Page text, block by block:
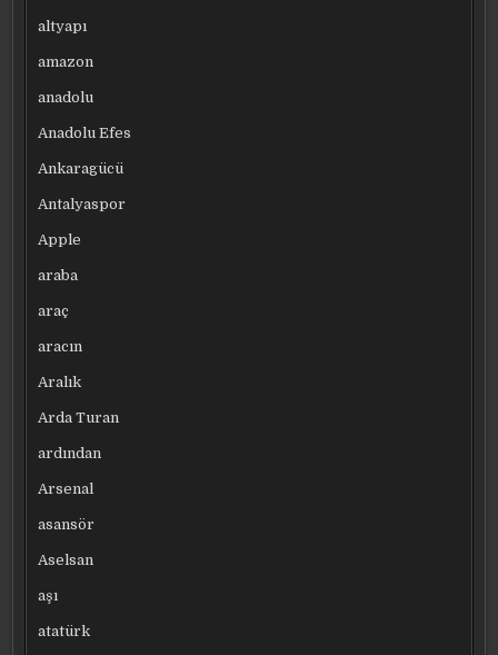
altyapı
amazon
anadolu
Anadolu Efes
Ankaragücü
Antalyaspor
Apple
araba
araç
aracın
Aralık
Arda Turan
ardından
Arsenal
asansör
Aselsan
aşı
atatürk